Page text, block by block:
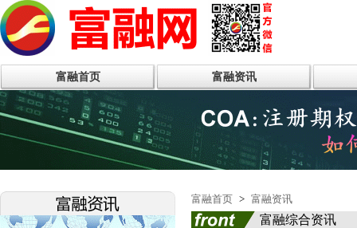
富融首页 富融资讯
富融首页 > 富融资讯
富融综合资讯